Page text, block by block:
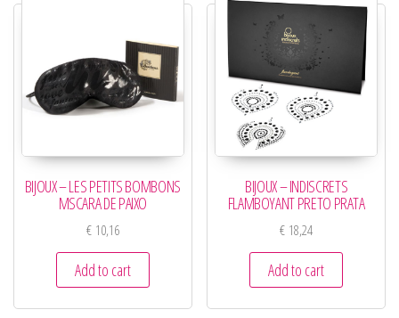
BIJOUX – LES PETITS BOMBONS
MSCARA DE PAIXO
€10,16
Add to cart
BIJOUX – INDISCRETS
FLAMBOYANT PRETO PRATA
€ 18,24
Add to cart